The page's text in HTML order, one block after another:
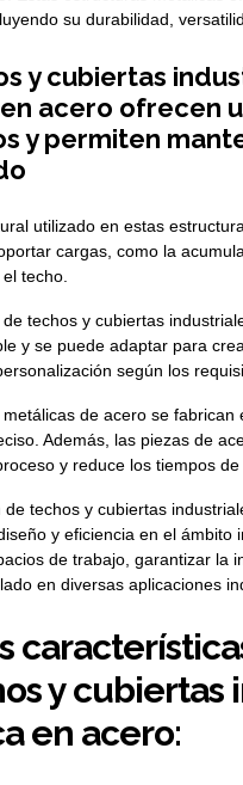
su durabilidad,
y cubiertas
acero ofrecen
y permiten
utilizado en estas
cargas, como la
techo.
techos y cubiertas
y se puede adaptar para
según los
de acero se
Además, las piezas de
y reduce los tiempos de
de techos y cubiertas
y eficiencia en el
de trabajo, garantizar la
en diversas aplicaciones
y cubiertas
en acero: